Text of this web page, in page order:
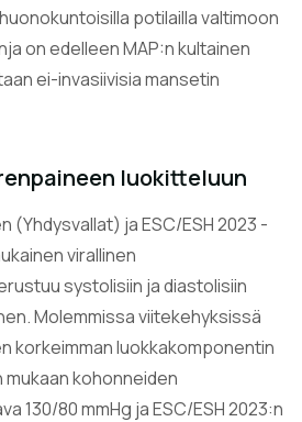
potilailla valtimoon
on edelleen MAP:n kultainen
ei-invasiivisia mansetin
luokitteluun
(Yhdysvallat) ja ESC/ESH 2023 -
virallinen
systolisiin ja diastolisiin
Molemmissa viitekehyksissä
korkeimman luokkakomponentin
mukaan kohonneiden
130/80 mmHg ja ESC/ESH 2023:n